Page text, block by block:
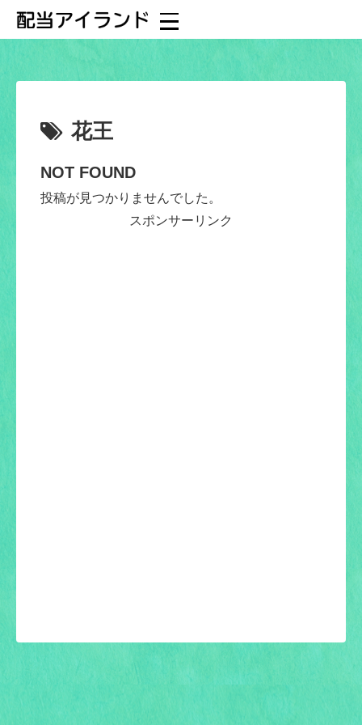
花王
NOT FOUND
投稿が見つかりませんでした。
スポンサーリンク